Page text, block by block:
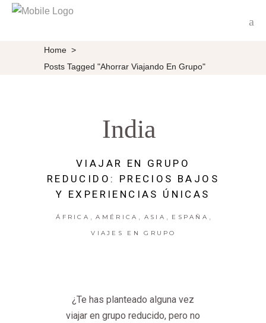
Home >
Posts Tagged "ahorrar Viajando En Grupo"
India
VIAJAR EN GRUPO
REDUCIDO: PRECIOS BAJOS
Y EXPERIENCIAS ÚNICAS
ÁFRICA AMÉRICA ASIA ESPAÑA
VIAJES EN GRUPO
¿Te has planteado alguna vez
viajar en grupo reducido, pero no